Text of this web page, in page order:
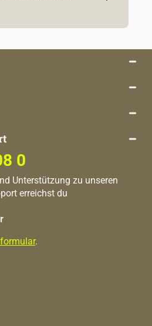
0
Unterstützung zu unseren
erreichst du
.